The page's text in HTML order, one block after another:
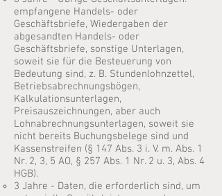
empfangene Handels- oder
Geschäftsbriefe, Wiedergaben der
abgesandten Handels- oder
Geschäftsbriefe, sonstige Unterlagen,
soweit sie für die Besteuerung von
Bedeutung sind, z. B. Stundenlohnzettel,
Betriebsabrechnungsbögen,
Kalkulationsunterlagen,
Preisauszeichnungen, aber auch
Lohnabrechnungsunterlagen, soweit sie
nicht bereits Buchungsbelege sind und
Kassenstreifen (§ 147 Abs. 3 i. V. m. Abs. 1
Nr. 2, 3, 5 AO, § 257 Abs. 1 Nr. 2 u. 3, Abs. 4
HGB).
3 Jahre - Daten, die erforderlich sind, um